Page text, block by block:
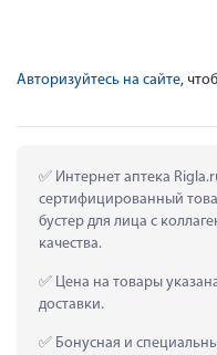
Авторизуйтесь на сайте,
Интернет аптека
сертифицированный
бустер для лица с
качества.
Цена на товары
доставки.
Бонусная и